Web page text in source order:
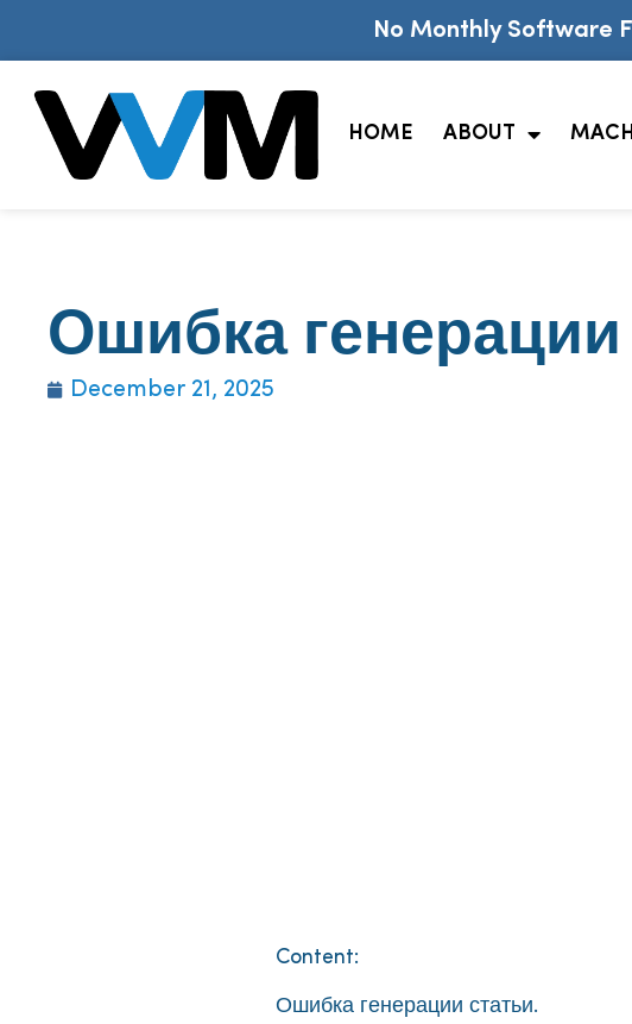
No Monthly Software
HOME ABOUT
Ошибка генерации
December 21, 2025
Content:
Ошибка генерации статьи.